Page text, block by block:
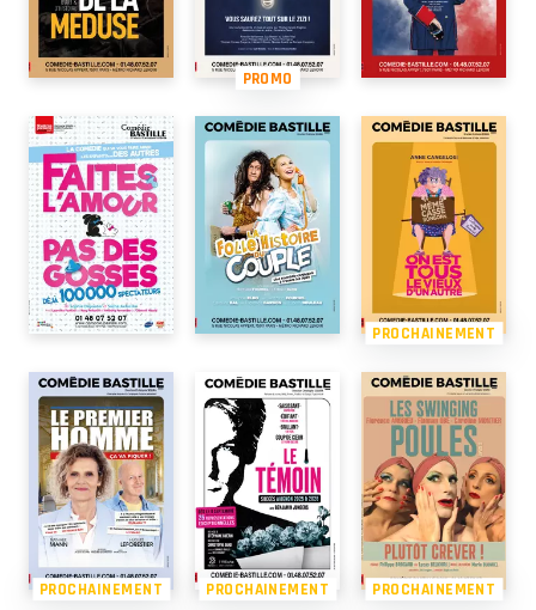
PROMO
PROCHAINEMENT
PROCHAINEMENT PROCHAINEMENT PROCHAINEMENT